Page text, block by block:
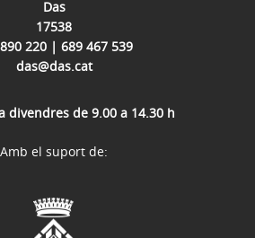
Das
17538
220 | 689 467 539
das@das.cat
divendres de 9.00 a 14.30 h
Amb el suport de: